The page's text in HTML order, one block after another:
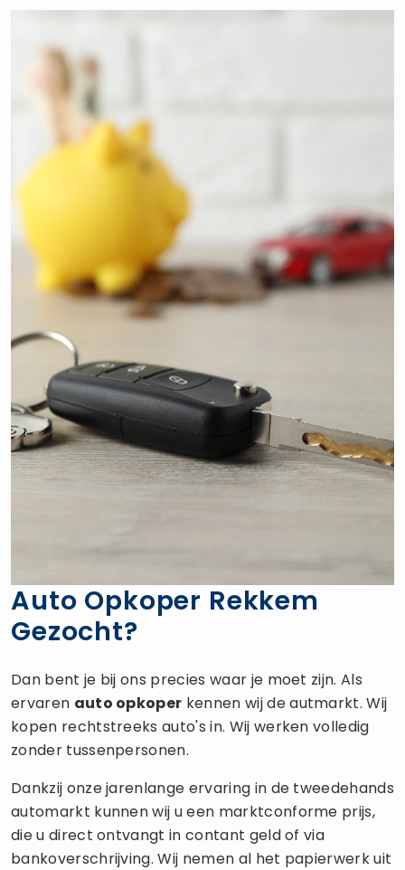
Auto Opkoper Rekkem
Gezocht?
Dan bent je bij ons precies waar je moet zijn. Als
ervaren auto opkoper kennen wij de autmarkt. Wij
kopen rechtstreeks auto's in. Wij werken volledig
zonder tussenpersonen.
Dankzij onze jarenlange ervaring in de tweedehands
automarkt kunnen wij u een marktconforme prijs,
die u direct ontvangt in contant geld of via
bankoverschrijving. Wij nemen al het papierwerk uit